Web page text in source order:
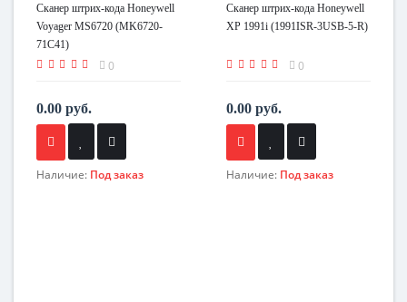
Сканер штрих-кода Honeywell
Voyager MS6720 (MK6720-
71C41)
0
0.00 руб.
Наличие: Под заказ
Сканер штрих-кода Honeywell
XP 1991i (1991ISR-3USB-5-R)
0
0.00 руб.
Наличие: Под заказ